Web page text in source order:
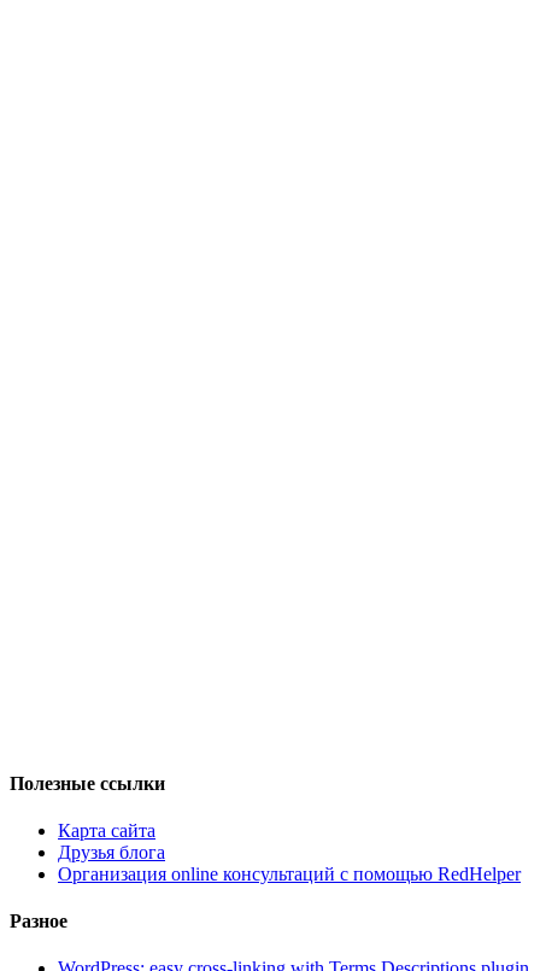
Полезные ссылки
Карта сайта
Друзья блога
Организация online консультаций с помощью RedHelper
Разное